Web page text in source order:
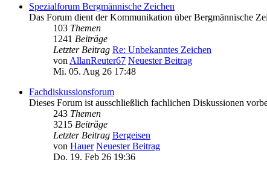
Spezialforum Bergmännische Zeichen
Das Forum dient der Kommunikation über Bergmännische
103 Themen
1241 Beiträge
Letzter Beitrag Re: Unbekanntes Zeichen
von AllanReuter67 Neuester Beitrag
Mi. 05. Aug 26 17:48
Fachdiskussionsforum
Dieses Forum ist ausschließlich fachlichen Diskussionen
243 Themen
3215 Beiträge
Letzter Beitrag Bergeisen
von Hauer Neuester Beitrag
Do. 19. Feb 26 19:36